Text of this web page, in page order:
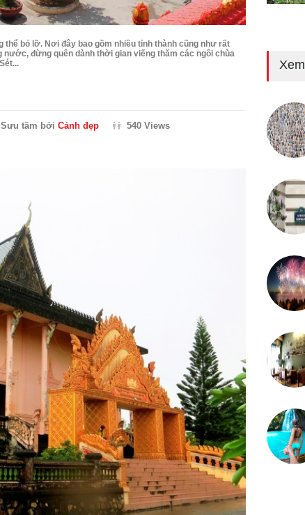
thể bỏ lỡ. Nơi đây bao gồm nhiều tỉnh thành cũng như rất
nước, đừng quên dành thời gian viếng thăm các ngôi chùa
Sưu tầm bởi Cảnh đẹp 540 Views